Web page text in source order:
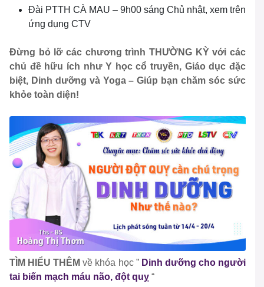
Đài PTTH CÀ MAU – 9h00 sáng Chủ nhật, xem trên
ứng dụng CTV
Đừng bỏ lỡ các chương trình THƯỜNG KỲ với các
chủ đề hữu ích như Y học cổ truyền, Giáo dục đặc
biệt, Dinh dưỡng và Yoga – Giúp bạn chăm sóc sức
khỏe toàn diện!
TÌM HIỂU THÊM về khóa học ” Dinh dưỡng cho người
tai biến mạch máu não, đột quỵ “